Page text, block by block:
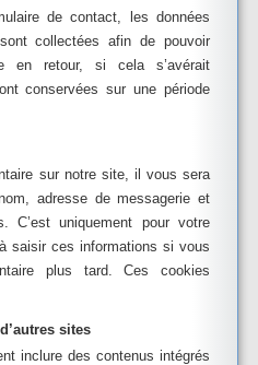
de contact, les données
collectées afin de pouvoir
en retour, si cela s’avérait
conservées sur une période
sur notre site, il vous sera
adresse de messagerie et
C’est uniquement pour votre
saisir ces informations si vous
plus tard. Ces cookies
sites
inclure des contenus intégrés